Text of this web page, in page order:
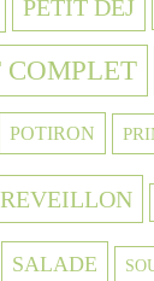
PETIT DEJ
COMPLET
POTIRON
REVEILLON
SALADE